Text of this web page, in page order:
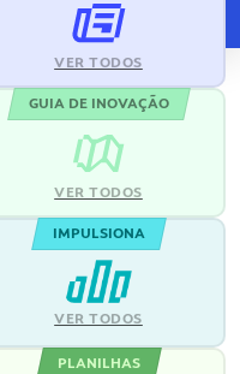
VER TODOS
GUIA DE INOVAÇÃO
VER TODOS
IMPULSIONA
VER TODOS
PLANILHAS